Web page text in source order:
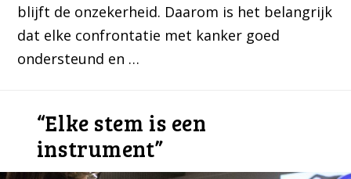
blijft de onzekerheid. Daarom is het belangrijk
dat elke confrontatie met kanker goed
ondersteund en …
“Elke stem is een
instrument”